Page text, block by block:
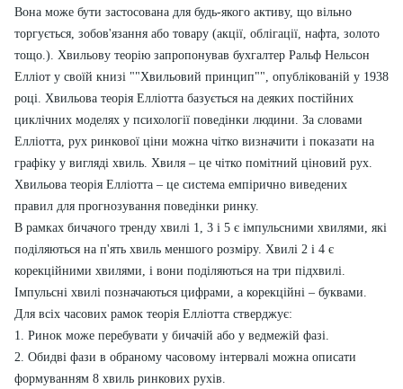
Вона може бути застосована для будь-якого активу, що вільно
торгується, зобов'язання або товару (акції, облігації, нафта, золото
тощо.). Хвильову теорію запропонував бухгалтер Ральф Нельсон
Елліот у своїй книзі ""Хвильовий принцип"", опублікованій у 1938
році. Хвильова теорія Елліотта базується на деяких постійних
циклічних моделях у психології поведінки людини. За словами
Елліотта, рух ринкової ціни можна чітко визначити і показати на
графіку у вигляді хвиль. Хвиля – це чітко помітний ціновий рух.
Хвильова теорія Елліотта – це система емпірично виведених
правил для прогнозування поведінки ринку.
В рамках бичачого тренду хвилі 1, 3 і 5 є імпульсними хвилями, які
поділяються на п'ять хвиль меншого розміру. Хвилі 2 і 4 є
корекційними хвилями, і вони поділяються на три підхвилі.
Імпульсні хвилі позначаються цифрами, а корекційні – буквами.
Для всіх часових рамок теорія Елліотта стверджує:
1. Ринок може перебувати у бичачій або у ведмежій фазі.
2. Обидві фази в обраному часовому інтервалі можна описати
формуванням 8 хвиль ринкових рухів.